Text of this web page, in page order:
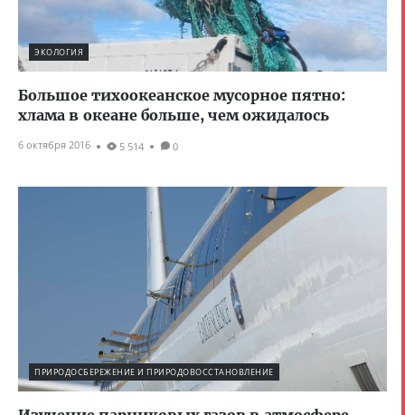
ЭКОЛОГИЯ
Большое тихоокеанское мусорное пятно:
хлама в океане больше, чем ожидалось
6 октября 2016 5 514 0
ПРИРОДОСБЕРЕЖЕНИЕ И ПРИРОДОВОССТАНОВЛЕНИЕ